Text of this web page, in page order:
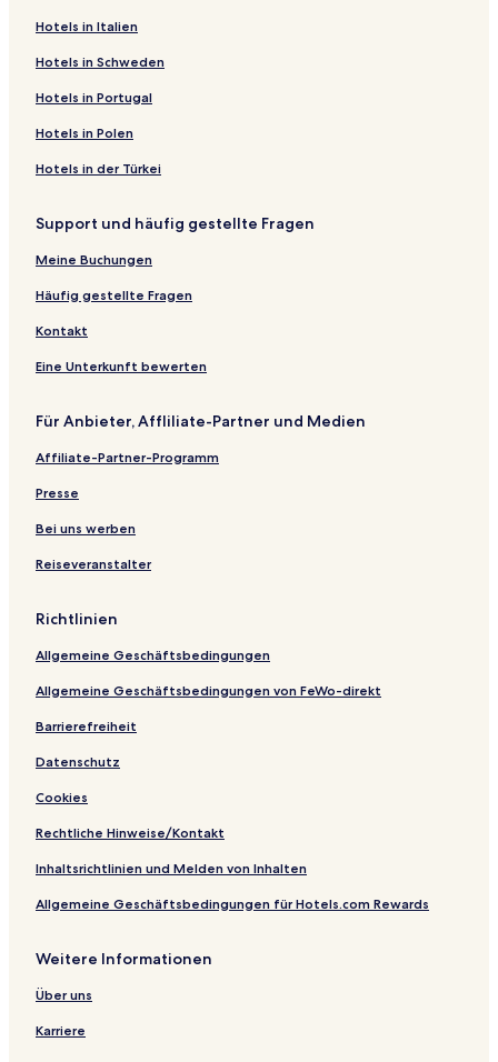
Hotels in Italien
Hotels in Schweden
Hotels in Portugal
Hotels in Polen
Hotels in der Türkei
Support und häufig gestellte Fragen
Meine Buchungen
Häufig gestellte Fragen
Kontakt
Eine Unterkunft bewerten
Für Anbieter, Affliliate-Partner und Medien
Affiliate-Partner-Programm
Presse
Bei uns werben
Reiseveranstalter
Richtlinien
Allgemeine Geschäftsbedingungen
Allgemeine Geschäftsbedingungen von FeWo-direkt
Barrierefreiheit
Datenschutz
Cookies
Rechtliche Hinweise/Kontakt
Inhaltsrichtlinien und Melden von Inhalten
Allgemeine Geschäftsbedingungen für Hotels.com Rewards
Weitere Informationen
Über uns
Karriere